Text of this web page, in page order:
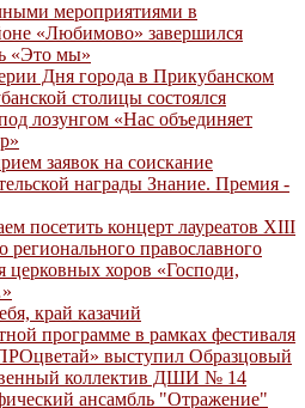
мероприятиями в
«Любимово» завершился
«Это мы»
Дня города в Прикубанском
столицы состоялся
лозунгом «Нас объединяет
заявок на соискание
награды Знание. Премия -
посетить концерт лауреатов XIII
регионального православного
церковных хоров «Господи,
край казачий
программе в рамках фестиваля
выступил Образцовый
коллектив ДШИ № 14
ансамбль "Отражение"